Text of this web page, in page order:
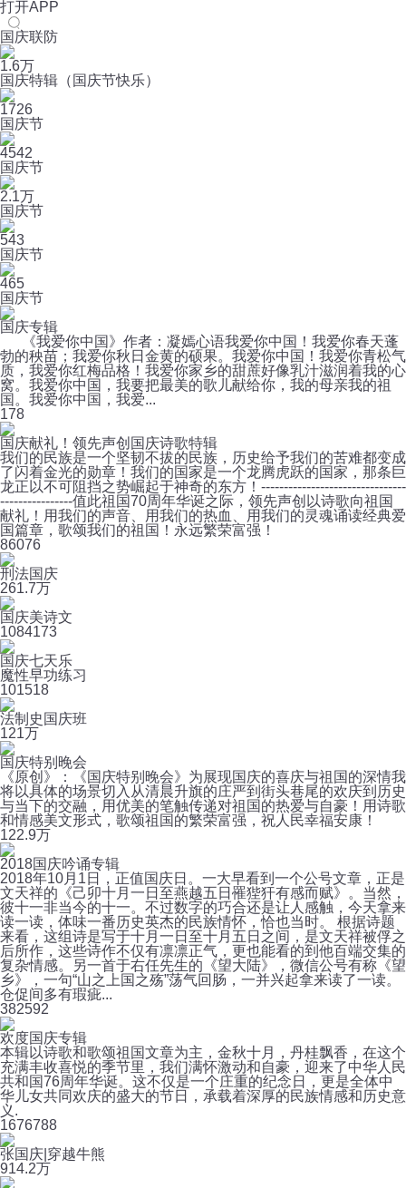
打开APP
国庆联防
1.6万
国庆特辑（国庆节快乐）
1726
国庆节
4542
国庆节
2.1万
国庆节
543
国庆节
465
国庆节
国庆专辑
《我爱你中国》作者：凝嫣心语我爱你中国！我爱你春天蓬
勃的秧苗；我爱你秋日金黄的硕果。我爱你中国！我爱你青松气
质，我爱你红梅品格！我爱你家乡的甜蔗好像乳汁滋润着我的心
窝。我爱你中国，我要把最美的歌儿献给你，我的母亲我的祖
国。我爱你中国，我爱...
178
国庆献礼！领先声创国庆诗歌特辑
我们的民族是一个坚韧不拔的民族，历史给予我们的苦难都变成
了闪着金光的勋章！我们的国家是一个龙腾虎跃的国家，那条巨
龙正以不可阻挡之势崛起于神奇的东方！--------------------------------
----------------值此祖国70周年华诞之际，领先声创以诗歌向祖国
献礼！用我们的声音、用我们的热血、用我们的灵魂诵读经典爱
国篇章，歌颂我们的祖国！永远繁荣富强！
86076
刑法国庆
261.7万
国庆美诗文
1084173
国庆七天乐
魔性早功练习
101518
法制史国庆班
121万
国庆特别晚会
《原创》：《国庆特别晚会》为展现国庆的喜庆与祖国的深情我
将以具体的场景切入从清晨升旗的庄严到街头巷尾的欢庆到历史
与当下的交融，用优美的笔触传递对祖国的热爱与自豪！用诗歌
和情感美文形式，歌颂祖国的繁荣富强，祝人民幸福安康！
122.9万
2018国庆吟诵专辑
2018年10月1日，正值国庆日。一大早看到一个公号文章，正是
文天祥的《己卯十月一日至燕越五日罹狴犴有感而赋》。当然，
彼十一非当今的十一。不过数字的巧合还是让人感触，今天拿来
读一读，体味一番历史英杰的民族情怀，恰也当时。 根据诗题
来看，这组诗是写于十月一日至十月五日之间，是文天祥被俘之
后所作，这些诗作不仅有凛凛正气，更也能看的到他百端交集的
复杂情感。另一首于右任先生的《望大陆》，微信公号有称《望
乡》，一句“山之上国之殇”荡气回肠，一并兴起拿来读了一读。
仓促间多有瑕疵...
382592
欢度国庆专辑
本辑以诗歌和歌颂祖国文章为主，金秋十月，丹桂飘香，在这个
充满丰收喜悦的季节里，我们满怀激动和自豪，迎来了中华人民
共和国76周年华诞。这不仅是一个庄重的纪念日，更是全体中
华儿女共同欢庆的盛大的节日，承载着深厚的民族情感和历史意
义.
1676788
张国庆|穿越牛熊
914.2万